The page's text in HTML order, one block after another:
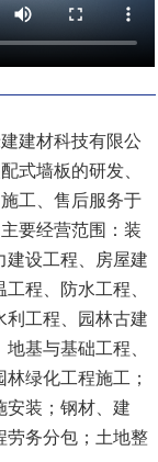
建材科技有限公
式墙板的研发、
工、售后服务于
要经营范围：装
建设工程、房屋建
程、防水工程、
利工程、园林古建
基与基础工程、
绿化工程施工；
安装；钢材、建
劳务分包；土地整